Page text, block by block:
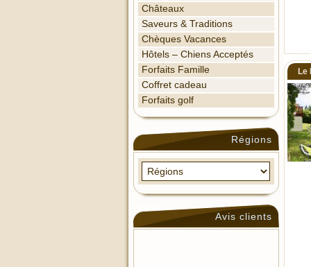
Le
Châteaux
Saveurs & Traditions
Chèques Vacances
Hôtels – Chiens Acceptés
Forfaits Famille
Coffret cadeau
Forfaits golf
Régions
Avis clients